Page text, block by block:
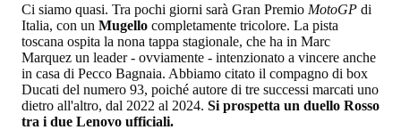
Ci siamo quasi. Tra pochi giorni sarà Gran Premio MotoGP di
Italia, con un Mugello completamente tricolore. La pista
toscana ospita la nona tappa stagionale, che ha in Marc
Marquez un leader - ovviamente - intenzionato a vincere anche
in casa di Pecco Bagnaia. Abbiamo citato il compagno di box
Ducati del numero 93, poiché autore di tre successi marcati uno
dietro all'altro, dal 2022 al 2024. Si prospetta un duello Rosso
tra i due Lenovo ufficiali.